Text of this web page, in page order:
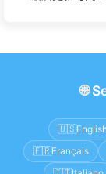
🌐
🇺🇸English
🇫🇷Français